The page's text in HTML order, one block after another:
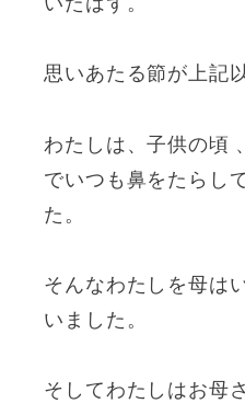
いたはず。
思いあたる節が上記
わたしは、子供の頃
でいつも鼻をたらし
た。
そんなわたしを母は
いました。
そしてわたしはお母